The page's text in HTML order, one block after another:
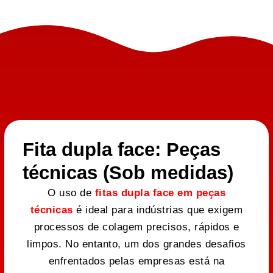
Fita dupla face: Peças
técnicas (Sob medidas)
O uso de fitas dupla face em peças
técnicas é ideal para indústrias que exigem
processos de colagem precisos, rápidos e
limpos. No entanto, um dos grandes desafios
enfrentados pelas empresas está na